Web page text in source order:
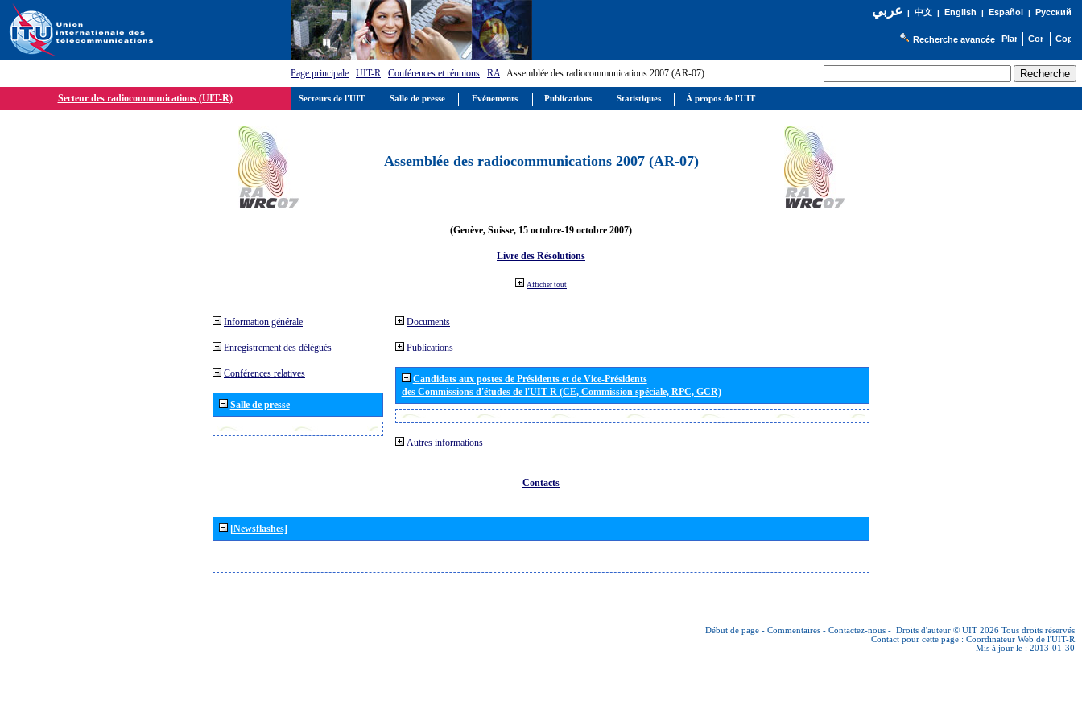
عربي| 中文| English | Español | Русский
Recherche avancée
Page principale : UIT-R : Conférences et réunions : RA: Assemblée des radiocommunications 2007 (AR-07)
Secteur des radiocommunications (UIT-R)
Assemblée des radiocommunications 2007 (AR-07)
(Genève, Suisse, 15 octobre-19 octobre 2007)
Livre des Résolutions
Afficher tout
Information générale
Enregistrement des délégués
Conférences relatives
Salle de presse
Documents
Publications
Candidats aux postes de Présidents et de Vice-Présidents
des Commissions d'études de l'UIT-R (CE, Commission spéciale, RPC, GCR)
Autres informations
Contacts
[Newsflashes]
Début de page - Commentaires - Contactez-nous - Droits d'auteur © UIT 2026 Tous droits réservés
Contact pour cette page : Coordinateur Web de l'UIT-R
Mis à jour le : 2013-01-30
Secteurs de l'UIT Salle de presse Evénements Publications Statistiques À propos de l'UIT